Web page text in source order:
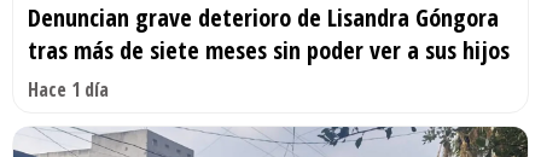
Denuncian grave deterioro de Lisandra Góngora
tras más de siete meses sin poder ver a sus hijos
Hace 1 día